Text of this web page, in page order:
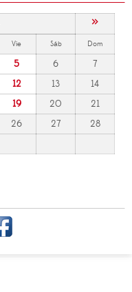
»
Vie Sáb Dom
5 6
7
12 13
14
19 20
21
26 27
28